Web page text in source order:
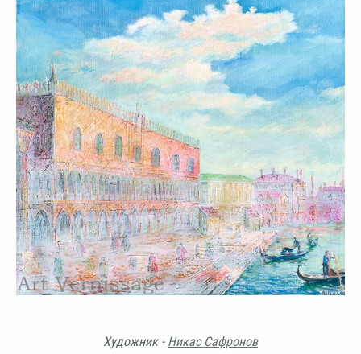
Художник - Никас Сафронов